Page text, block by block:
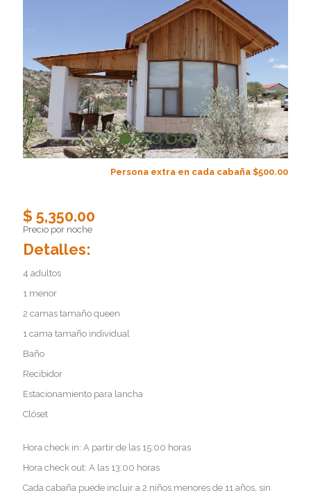
Persona extra en cada cabaña $500.00
$ 5,350.00
Precio por noche
Detalles:
4 adultos
1 menor
2 camas tamaño queen
1 cama tamaño individual
Baño
Recibidor
Estacionamiento para lancha
Clóset
Hora check in: A partir de las 15:00 horas
Hora check out: A las 13:00 horas
Cada cabaña puede incluir a 2 niños menores de 11 años, sin